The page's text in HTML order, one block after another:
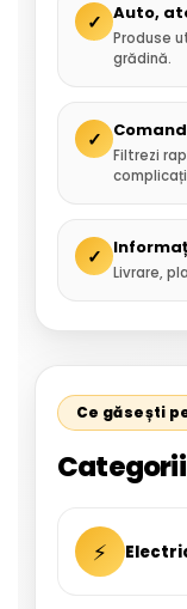
✓ Auto,
Produse
grădină.
✓
Filtrezi
✓
Livrare,
Ce găsești
⚡